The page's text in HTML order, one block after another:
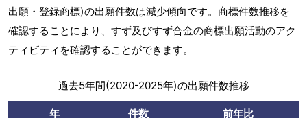
出願・登録商標)の出願件数は減少傾向です。商標件数推移を
確認することにより、すず及びすず合金の商標出願活動のアク
ティビティを確認することができます。
過去5年間(2020-2025年)の出願件数推移
年 件数
前年比